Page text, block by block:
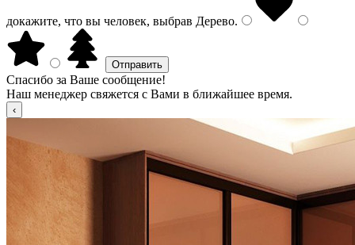
докажите, что вы человек, выбрав Дерево.
Спасибо за Ваше сообщение!
Наш менеджер свяжется с Вами в ближайшее время.